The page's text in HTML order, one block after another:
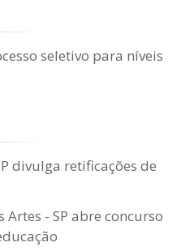
seletivo para níveis
divulga retificações de
- SP abre concurso